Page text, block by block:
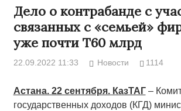
Дело о контрабанде с
связанных с «семьей»
уже почти Т60 млрд
22.09.2022 11:33 Новости 1114
Астана. 22 сентября. КазТАГ–
государственных доходов (КГД)